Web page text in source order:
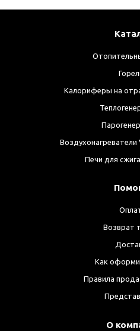
Калориферы на
Воздухонагреватели
Печи для
Возврат
Как
Правила
О